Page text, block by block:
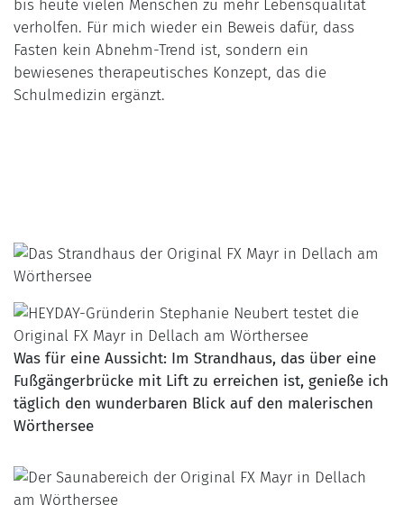
bis heute vielen Menschen zu mehr Lebensqualität
verholfen. Für mich wieder ein Beweis dafür, dass
Fasten kein Abnehm-Trend ist, sondern ein
bewiesenes therapeutisches Konzept, das die
Schulmedizin ergänzt.
Was für eine Aussicht: Im Strandhaus, das über eine
Fußgängerbrücke mit Lift zu erreichen ist, genieße ich
täglich den wunderbaren Blick auf den malerischen
Wörthersee